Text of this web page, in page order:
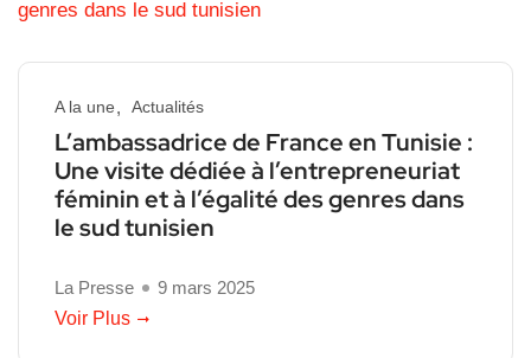
A la une Actualités
L’ambassadrice de France en Tunisie :
Une visite dédiée à l’entrepreneuriat
féminin et à l’égalité des genres dans
le sud tunisien
La Presse
9 mars 2025
Voir Plus